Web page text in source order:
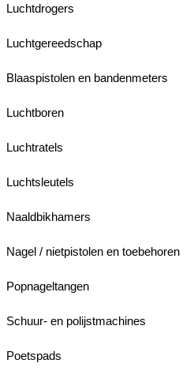
Luchtdrogers
Luchtgereedschap
Blaaspistolen en bandenmeters
Luchtboren
Luchtratels
Luchtsleutels
Naaldbikhamers
Nagel / nietpistolen en toebehoren
Popnageltangen
Schuur- en polijstmachines
Poetspads